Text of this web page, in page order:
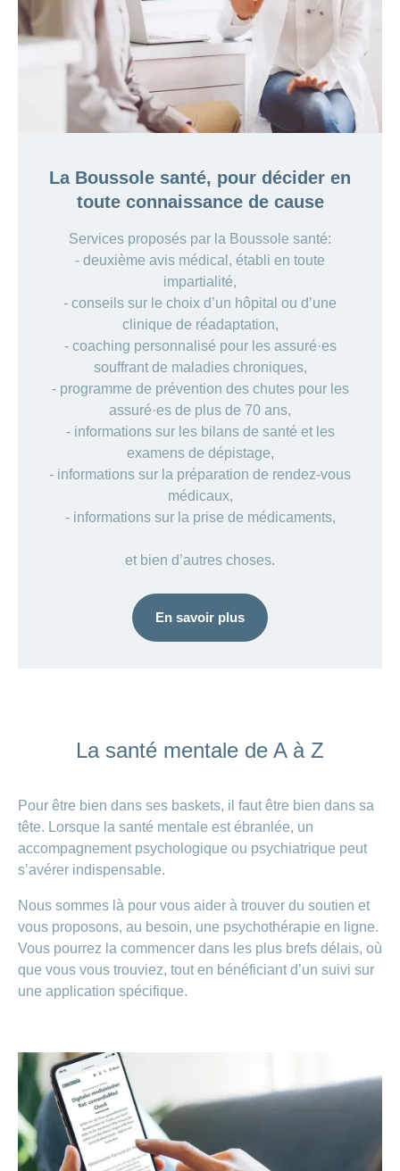
La Boussole santé, pour décider en
toute connaissance de cause
Services proposés par la Boussole santé:
- deuxième avis médical, établi en toute
impartialité,
- conseils sur le choix d’un hôpital ou d’une
clinique de réadaptation,
- coaching personnalisé pour les assuré·es
souffrant de maladies chroniques,
- programme de prévention des chutes pour les
assuré·es de plus de 70 ans,
- informations sur les bilans de santé et les
examens de dépistage,
- informations sur la préparation de rendez-vous
médicaux,
- informations sur la prise de médicaments,
et bien d’autres choses.
En savoir plus
La santé mentale de A à Z
Pour être bien dans ses baskets, il faut être bien dans sa
tête. Lorsque la santé mentale est ébranlée, un
accompagnement psychologique ou psychiatrique peut
s’avérer indispensable.
Nous sommes là pour vous aider à trouver du soutien et
vous proposons, au besoin, une psychothérapie en ligne.
Vous pourrez la commencer dans les plus brefs délais, où
que vous vous trouviez, tout en bénéficiant d’un suivi sur
une application spécifique.